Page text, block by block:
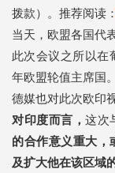
拨款）。推荐阅读：
当天，欧盟各国代
此次会议之所以在
年欧盟轮值主席国。
德媒也对此次欧印
对印度而言， 这次
的合作意义重大，
及扩大他在该区域